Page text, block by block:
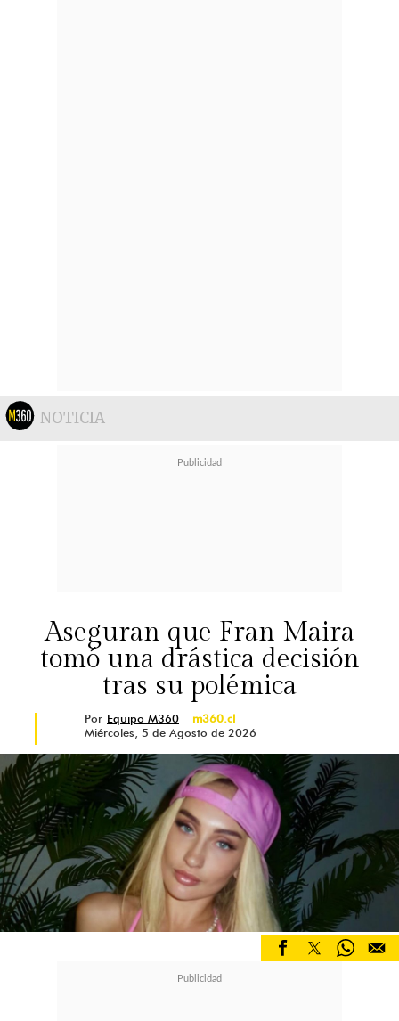
NOTICIA
Aseguran que Fran Maira
tomó una drástica decisión
tras su polémica
Por Equipo M360
m360.cl
Miércoles, 5 de Agosto de 2026